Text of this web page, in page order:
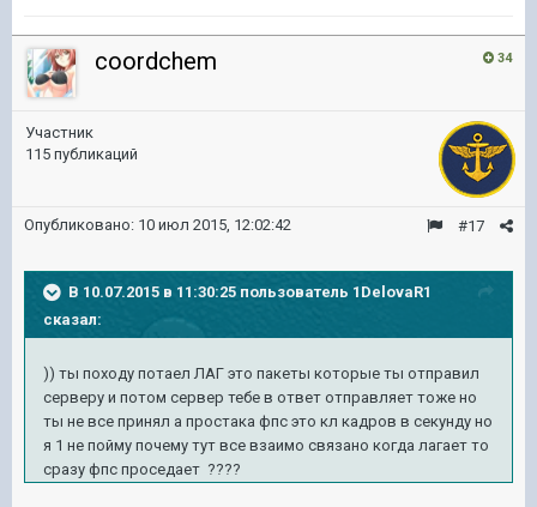
34
coordchem
Участник
115 публикаций
#17
Опубликовано: 10 июл 2015, 12:02:42
В 10.07.2015 в 11:30:25 пользователь 1DelovaR1
сказал:
)) ты походу потаел ЛАГ это пакеты которые ты отправил
серверу и потом сервер тебе в ответ отправляет тоже но
ты не все принял а простака фпс это кл кадров в секунду но
я 1 не пойму почему тут все взаимо связано когда лагает то
сразу фпс проседает ????